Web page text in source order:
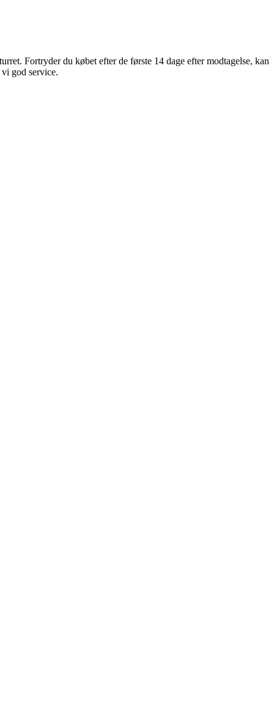
Fortryder du købet efter de første 14 dage efter modtagelse, kan
god service.